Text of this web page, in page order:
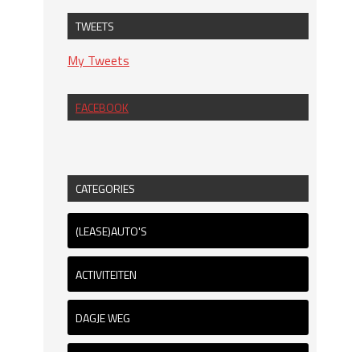
TWEETS
My Tweets
FACEBOOK
CATEGORIES
(LEASE)AUTO'S
ACTIVITEITEN
DAGJE WEG